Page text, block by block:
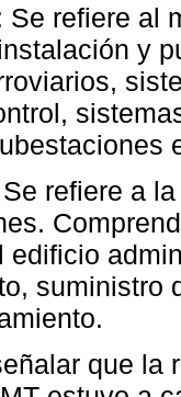
Se refiere al
y
refiere a
edificio
suministro
que la